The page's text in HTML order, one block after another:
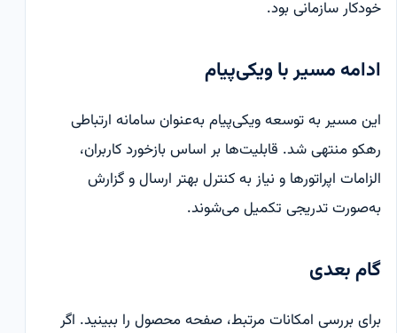
خودکار سازمانی بود.
ادامه مسیر با ویکی‌پیام
این مسیر به توسعه ویکی‌پیام به‌عنوان سامانه ارتباطی
رهکو منتهی شد. قابلیت‌ها بر اساس بازخورد کاربران،
الزامات اپراتورها و نیاز به کنترل بهتر ارسال و گزارش
به‌صورت تدریجی تکمیل می‌شوند.
گام بعدی
برای بررسی امکانات مرتبط، صفحه محصول را ببینید. اگر